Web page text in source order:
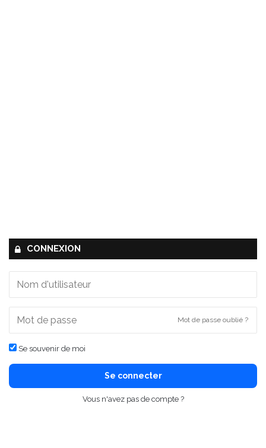
CONNEXION
Mot de passe oublié ?
Se souvenir de moi
Se connecter
Vous n'avez pas de compte ?